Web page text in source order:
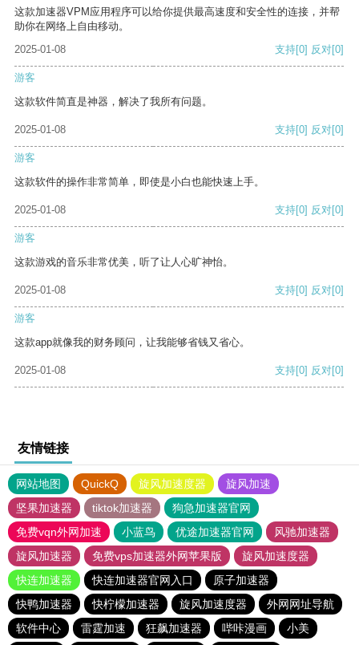
这款加速器VPM应用程序可以给你提供最高速度和安全性的连接，并帮
助你在网络上自由移动。
2025-01-08
支持[0] 反对[0]
游客
这款软件简直是神器，解决了我所有问题。
2025-01-08 支持[0] 反对[0]
游客
这款软件的操作非常简单，即使是小白也能快速上手。
2025-01-08 支持[0] 反对[0]
游客
这款游戏的音乐非常优美，听了让人心旷神怡。
2025-01-08 支持[0] 反对[0]
游客
这款app就像我的财务顾问，让我能够省钱又省心。
2025-01-08 支持[0] 反对[0]
友情链接
网站地图 QuickQ 旋风加速度器
旋风加速
坚果加速器
tiktok加速器
狗急加速器官网
免费vqn外网加速
小蓝鸟 优途加速器官网
风驰加速器
旋风加速器
免费vps加速器外网苹果版
旋风加速度器
快连加速器
快连加速器官网入口
原子加速器
快鸭加速器
快柠檬加速器 旋风加速度器
外网网址导航
软件中心
雷霆加速 狂飙加速器 哔咔漫画
小美